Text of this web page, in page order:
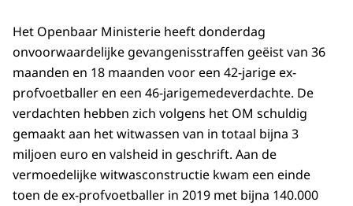
Het Openbaar Ministerie heeft donderdag
onvoorwaardelijke gevangenisstraffen geëist van 36
maanden en 18 maanden voor een 42-jarige ex-
profvoetballer en een 46-jarigemedeverdachte. De
verdachten hebben zich volgens het OM schuldig
gemaakt aan het witwassen van in totaal bijna 3
miljoen euro en valsheid in geschrift. Aan de
vermoedelijke witwasconstructie kwam een einde
toen de ex-profvoetballer in 2019 met bijna 140.000